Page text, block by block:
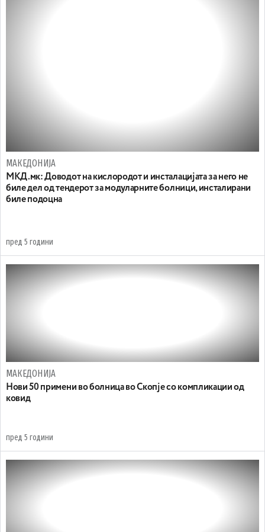
МАКЕДОНИЈА
МКД.мк: Доводот на кислородот и инсталацијата за него не
биле дел од тендерот за модуларните болници, инсталирани
биле подоцна
пред 5 години
МАКЕДОНИЈА
Нови 50 примени во болница во Скопје со компликации од
ковид
пред 5 години